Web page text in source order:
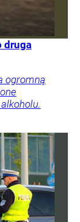
druga
ogromną